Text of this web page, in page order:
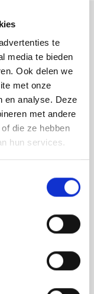
te
media te bieden
Ook delen we
met onze
en analyse. Deze
met andere
die ze hebben
hun services.